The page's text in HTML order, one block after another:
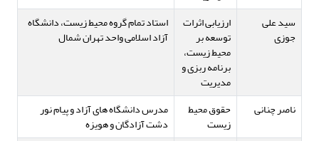
سید علی
جوزی
ارزیابی اثرات
توسعه بر
محیط زیست،
برنامه ربزی و
مدیریت
استاد تمام گروه محیط زیست، دانشگاه
آزاد اسلامی واحد تهران شمال
ناصر چنانی حقوق محیط
زیست
مدرس دانشگاه های آزاد و پیام نور
دشت آزادگان و هویزه